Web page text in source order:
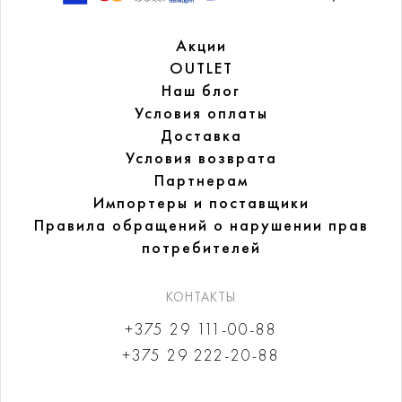
Акции
OUTLET
Наш блог
Условия оплаты
Доставка
Условия возврата
Партнерам
Импортеры и поставщики
Правила обращений о нарушении прав
потребителей
КОНТАКТЫ
+375 29 111-00-88
+375 29 222-20-88